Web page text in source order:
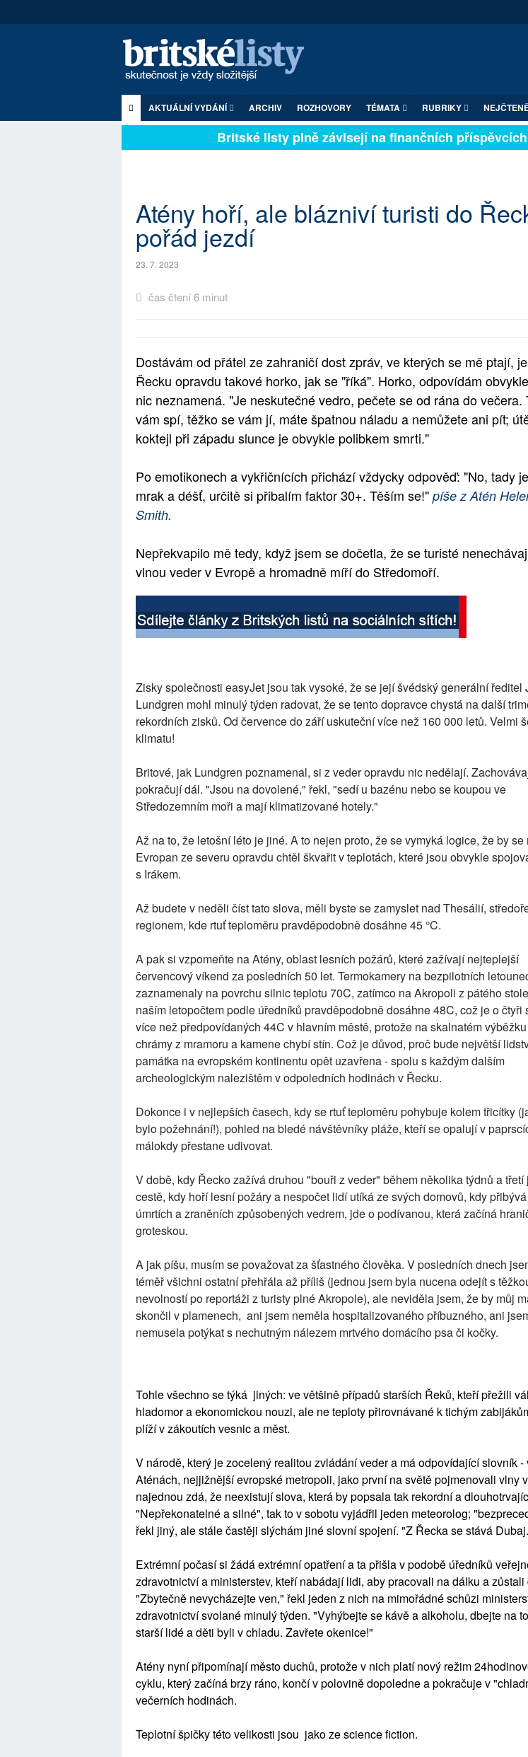
AKTUÁLNÍ VYDÁNÍ ARCHIV ROZHOVORY TÉMATA RUBRIKY
Britské listy plně závisejí na finančních příspěvcích
Atény hoří, ale blázniví turisti do
pořád jezdí
23. 7. 2023
čas čtení 6 minut
Dostávám od přátel ze zahraničí dost zpráv, ve kterých se mě ptají,
Řecku opravdu takové horko, jak se "říká". Horko, odpovídám
nic neznamená. "Je neskutečné vedro, pečete se od rána do večera.
vám spí, těžko se vám jí, máte špatnou náladu a nemůžete ani pít;
koktejl při západu slunce je obvykle polibkem smrti."
Po emotikonech a vykřičnících přichází vždycky odpověď: "No, tady
mrak a déšť, určitě si přibalím faktor 30+. Těším se!" píše z Atén
Smith.
Nepřekvapilo mě tedy, když jsem se dočetla, že se turisté
vlnou veder v Evropě a hromadně míří do Středomoří.
Zisky společnosti easyJet jsou tak vysoké, že se její švédský generální ředitel
Lundgren mohl minulý týden radovat, že se tento dopravce chystá na další
rekordních zisků. Od července do září uskuteční více než 160 000 letů. Velmi
klimatu!
Britové, jak Lundgren poznamenal, si z veder opravdu nic nedělají.
pokračují dál. "Jsou na dovolené," řekl, "sedí u bazénu nebo se koupou ve
Středozemním moři a mají klimatizované hotely."
Až na to, že letošní léto je jiné. A to nejen proto, že se vymyká logice, že by se
Evropan ze severu opravdu chtěl škvařit v teplotách, které jsou obvykle
s Irákem.
Až budete v neděli číst tato slova, měli byste se zamyslet nad Thesálií,
regionem, kde rtuť teploměru pravděpodobně dosáhne 45 °C.
A pak si vzpomeňte na Atény, oblast lesních požárů, které zažívají nejteplejší
červencový víkend za posledních 50 let. Termokamery na bezpilotních
zaznamenaly na povrchu silnic teplotu 70C, zatímco na Akropoli z pátého
naším letopočtem podle úředníků pravděpodobně dosáhne 48C, což je o čtyři
více než předpovídaných 44C v hlavním městě, protože na skalnatém
chrámy z mramoru a kamene chybí stín. Což je důvod, proč bude největší
památka na evropském kontinentu opět uzavřena - spolu s každým dalším
archeologickým nalezištěm v odpoledních hodinách v Řecku.
Dokonce i v nejlepších časech, kdy se rtuť teploměru pohybuje kolem třicítky
bylo požehnání!), pohled na bledé návštěvníky pláže, kteří se opalují v
málokdy přestane udivovat.
V době, kdy Řecko zažívá druhou "bouři z veder" během několika týdnů a třetí
cestě, kdy hoří lesní požáry a nespočet lidí utíká ze svých domovů, kdy
úmrtích a zraněních způsobených vedrem, jde o podívanou, která začíná
groteskou.
A jak píšu, musím se považovat za šťastného člověka. V posledních dnech
téměř všichni ostatní přehřála až příliš (jednou jsem byla nucena odejít s
nevolností po reportáži z turisty plné Akropole), ale neviděla jsem, že by můj
skončil v plamenech, ani jsem neměla hospitalizovaného příbuzného, ani
nemusela potýkat s nechutným nálezem mrtvého domácího psa či kočky.
Tohle všechno se týká jiných: ve většině případů starších Řeků, kteří přežili
hladomor a ekonomickou nouzi, ale ne teploty přirovnávané k tichým
plíží v zákoutích vesnic a měst.
V národě, který je zocelený realitou zvládání veder a má odpovídající slovník -
Aténách, nejjižnější evropské metropoli, jako první na světě pojmenovali vlny
najednou zdá, že neexistují slova, která by popsala tak rekordní a
"Nepřekonatelné a silné", tak to v sobotu vyjádřil jeden meteorolog;
řekl jiný, ale stále častěji slýchám jiné slovní spojení. "Z Řecka se stává
Extrémní počasí si žádá extrémní opatření a ta přišla v podobě úředníků
zdravotnictví a ministerstev, kteří nabádají lidi, aby pracovali na dálku a zůstali
"Zbytečně nevycházejte ven," řekl jeden z nich na mimořádné schůzi
zdravotnictví svolané minulý týden. "Vyhýbejte se kávě a alkoholu, dbejte na
starší lidé a děti byli v chladu. Zavřete okenice!"
Atény nyní připomínají město duchů, protože v nich platí nový režim
cyklu, který začíná brzy ráno, končí v polovině dopoledne a pokračuje v
večerních hodinách.
Teplotní špičky této velikosti jsou jako ze science fiction.